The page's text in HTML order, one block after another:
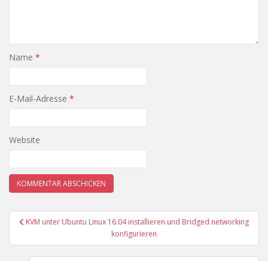
Name *
E-Mail-Adresse *
Website
Beitragsnavigation
KVM unter Ubuntu Linux 16.04 installieren und Bridged networking
konfigurieren